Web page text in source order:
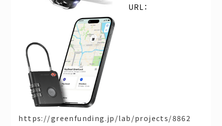
URL：
https://greenfunding.jp/lab/projects/8862